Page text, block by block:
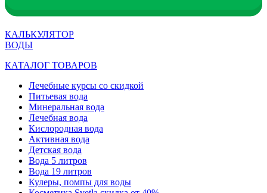
КАЛЬКУЛЯТОР
ВОДЫ
КАТАЛОГ ТОВАРОВ
Лечебные курсы со скидкой
Питьевая вода
Минеральная вода
Лечебная вода
Кислородная вода
Активная вода
Детская вода
Вода 5 литров
Вода 19 литров
Кулеры, помпы для воды